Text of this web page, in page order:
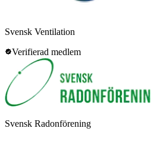
Svensk Ventilation
Verifierad medlem
Svensk Radonförening